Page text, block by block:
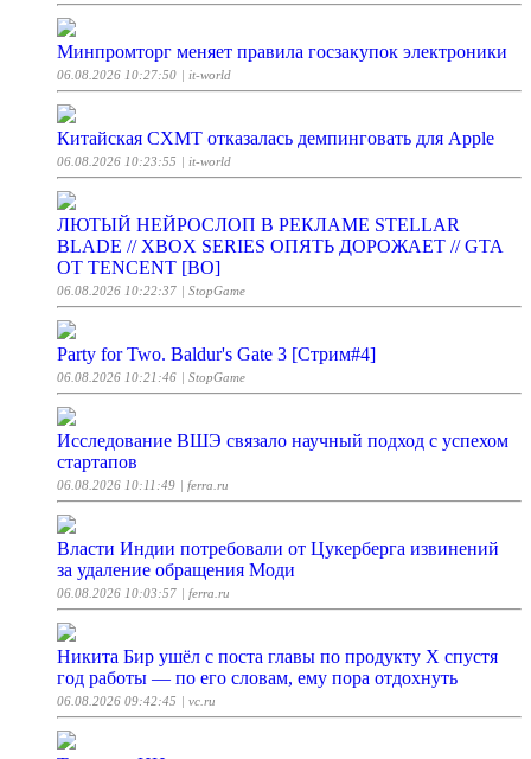
Минпромторг меняет правила госзакупок электроники
06.08.2026 10:27:50 | it-world
Китайская CXMT отказалась демпинговать для Apple
06.08.2026 10:23:55 | it-world
ЛЮТЫЙ НЕЙРОСЛОП В РЕКЛАМЕ STELLAR
BLADE // XBOX SERIES ОПЯТЬ ДОРОЖАЕТ // GTA
ОТ TENCENT [ВО]
06.08.2026 10:22:37 | StopGame
Party for Two. Baldur's Gate 3 [Стрим#4]
06.08.2026 10:21:46 | StopGame
Исследование ВШЭ связало научный подход с успехом
стартапов
06.08.2026 10:11:49 | ferra.ru
Власти Индии потребовали от Цукерберга извинений
за удаление обращения Моди
06.08.2026 10:03:57 | ferra.ru
Никита Бир ушёл с поста главы по продукту X спустя
год работы — по его словам, ему пора отдохнуть
06.08.2026 09:42:45 | vc.ru